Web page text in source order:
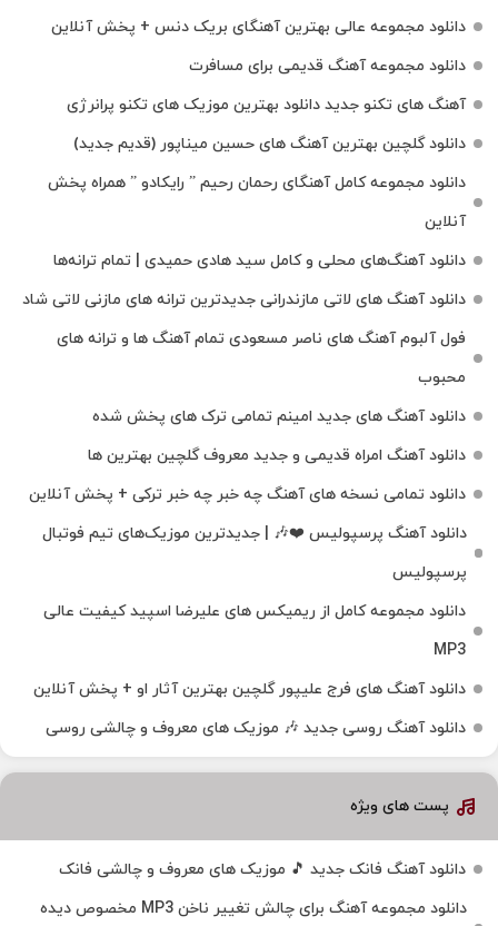
دانلود مجموعه عالی بهترین آهنگای بریک دنس + پخش آنلاین
دانلود مجموعه آهنگ قدیمی برای مسافرت
آهنگ های تکنو جدید دانلود بهترین موزیک های تکنو پرانرژی
دانلود گلچین بهترین آهنگ های حسین میناپور (قدیم جدید)
دانلود مجموعه کامل آهنگای رحمان رحیم ” رایکادو ” همراه پخش
آنلاین
دانلود آهنگ‌های محلی و کامل سید هادی حمیدی | تمام ترانه‌ها
دانلود آهنگ‌ های لاتی مازندرانی جدیدترین ترانه های مازنی لاتی شاد
فول آلبوم آهنگ‌ های ناصر مسعودی تمام آهنگ‌ ها و ترانه‌ های
محبوب
دانلود آهنگ های جدید امینم تمامی ترک های پخش شده
دانلود آهنگ امراه قدیمی و جدید معروف گلچین بهترین ها
دانلود تمامی نسخه های آهنگ چه خبر چه خبر ترکی + پخش آنلاین
دانلود آهنگ پرسپولیس ❤️🎶 | جدیدترین موزیک‌های تیم فوتبال
پرسپولیس
دانلود مجموعه کامل از ریمیکس های علیرضا اسپید کیفیت عالی
MP3
دانلود آهنگ های فرج علیپور گلچین بهترین آثار او + پخش آنلاین
دانلود آهنگ روسی جدید 🎶 موزیک‌ های معروف و چالشی روسی
پست های ویژه
دانلود آهنگ فانک جدید 🎵 موزیک‌ های معروف و چالشی فانک
دانلود مجموعه آهنگ برای چالش تغییر ناخن MP3 مخصوص دیده